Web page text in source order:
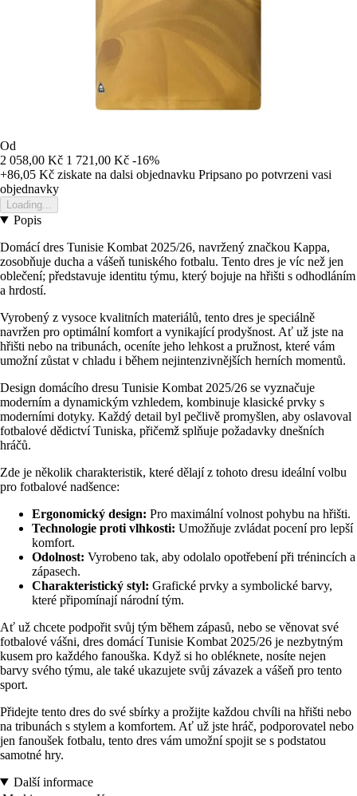
Od
2 058,00 Kč 1 721,00 Kč -16%
+86,05 Kč ziskate na dalsi objednavku Pripsano po potvrzeni vasi
objednavky
Loading...
Popis
Domácí dres Tunisie Kombat 2025/26, navržený značkou Kappa,
zosobňuje ducha a vášeň tuniského fotbalu. Tento dres je víc než jen
oblečení; představuje identitu týmu, který bojuje na hřišti s odhodláním
a hrdostí.
Vyrobený z vysoce kvalitních materiálů, tento dres je speciálně
navržen pro optimální komfort a vynikající prodyšnost. Ať už jste na
hřišti nebo na tribunách, oceníte jeho lehkost a pružnost, které vám
umožní zůstat v chladu i během nejintenzivnějších herních momentů.
Design domácího dresu Tunisie Kombat 2025/26 se vyznačuje
moderním a dynamickým vzhledem, kombinuje klasické prvky s
moderními dotyky. Každý detail byl pečlivě promyšlen, aby oslavoval
fotbalové dědictví Tuniska, přičemž splňuje požadavky dnešních
hráčů.
Zde je několik charakteristik, které dělají z tohoto dresu ideální volbu
pro fotbalové nadšence:
Ergonomický design: Pro maximální volnost pohybu na hřišti.
Technologie proti vlhkosti: Umožňuje zvládat pocení pro lepší
komfort.
Odolnost: Vyrobeno tak, aby odolalo opotřebení při trénincích a
zápasech.
Charakteristický styl: Grafické prvky a symbolické barvy,
které připomínají národní tým.
Ať už chcete podpořit svůj tým během zápasů, nebo se věnovat své
fotbalové vášni, dres domácí Tunisie Kombat 2025/26 je nezbytným
kusem pro každého fanouška. Když si ho obléknete, nosíte nejen
barvy svého týmu, ale také ukazujete svůj závazek a vášeň pro tento
sport.
Přidejte tento dres do své sbírky a prožijte každou chvíli na hřišti nebo
na tribunách s stylem a komfortem. Ať už jste hráč, podporovatel nebo
jen fanoušek fotbalu, tento dres vám umožní spojit se s podstatou
samotné hry.
Další informace